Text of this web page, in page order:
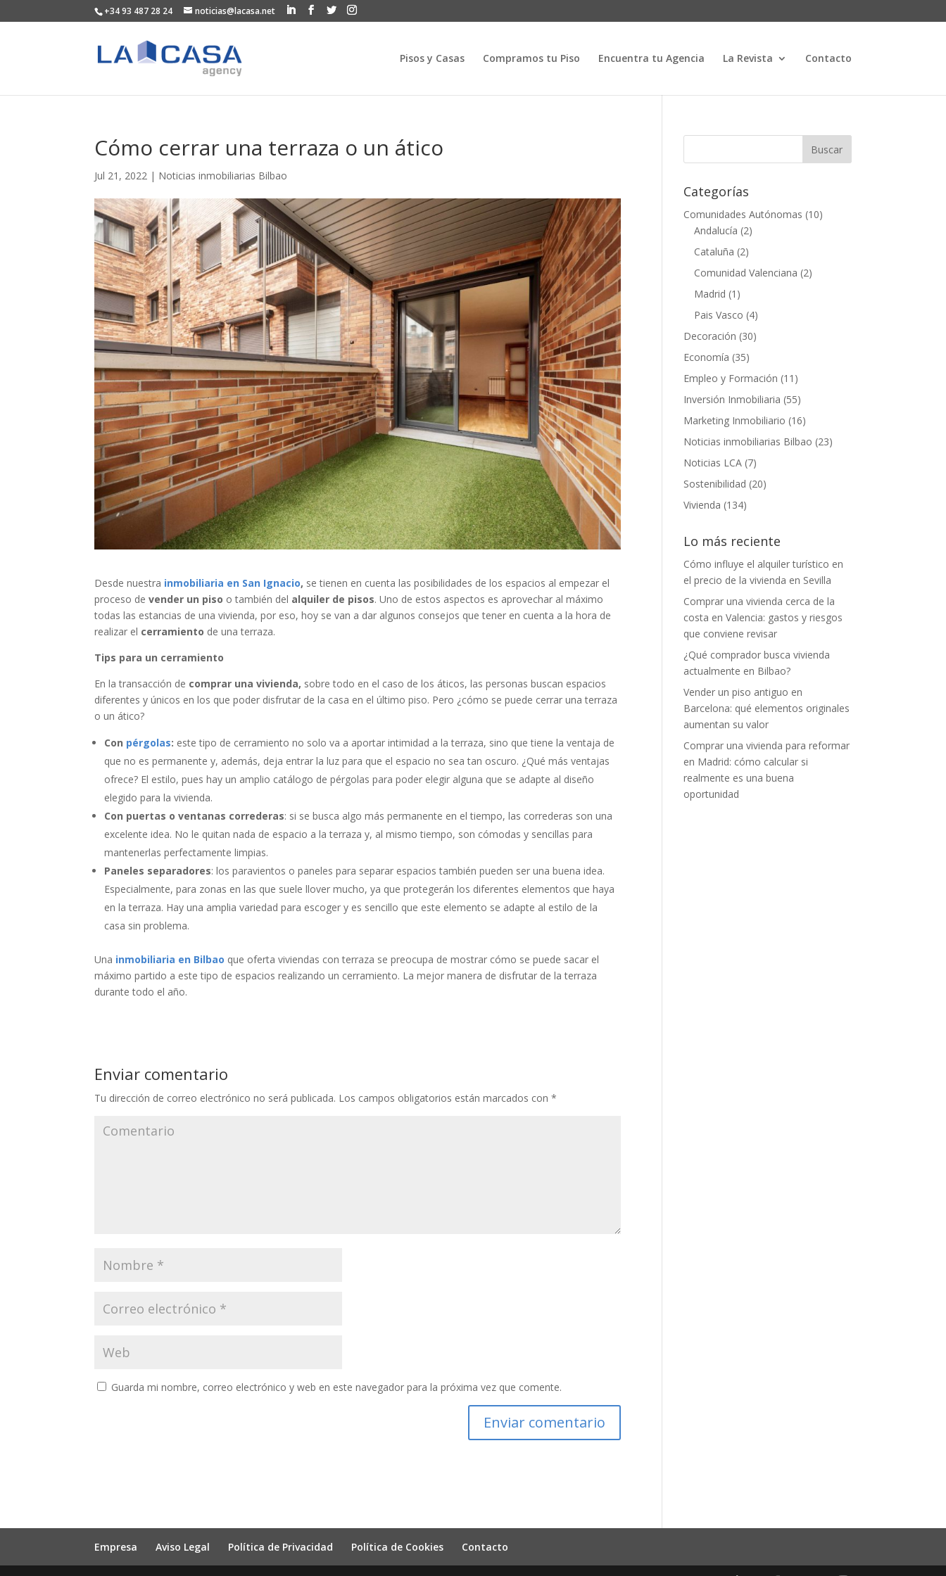
+34 93 487 28 24 noticias@lacasa.net
Pisos y Casas Compramos tu Piso Encuentra tu Agencia La Revista Contacto
Cómo cerrar una terraza o un ático
Jul 21, 2022 | Noticias inmobiliarias Bilbao
Desde nuestra inmobiliaria en San Ignacio, se tienen en cuenta las posibilidades de los espacios al empezar el
proceso devender un piso o también del alquiler de pisos. Uno de estos aspectos es aprovechar al máximo
todas las estancias de una vivienda, por eso, hoy se van a dar algunos consejos que tener en cuenta a la hora de
realizar el cerramiento de una terraza.
Tips para un cerramiento
En la transacción de comprar una vivienda, sobre todo en el caso de los áticos, las personas buscan espacios
diferentes y únicos en los que poder disfrutar de la casa en el último piso. Pero ¿cómo se puede cerrar una terraza
o un ático?
Con pérgolas: este tipo de cerramiento no solo va a aportar intimidad a la terraza, sino que tiene la ventaja de
que no es permanente y, además, deja entrar la luz para que el espacio no sea tan oscuro. ¿Qué más ventajas
ofrece? El estilo, pues hay un amplio catálogo de pérgolas para poder elegir alguna que se adapte al diseño
elegido para la vivienda.
Con puertas o ventanas correderas: si se busca algo más permanente en el tiempo, las correderas son una
excelente idea. No le quitan nada de espacio a la terraza y, al mismo tiempo, son cómodas y sencillas para
mantenerlas perfectamente limpias.
Paneles separadores: los paravientos o paneles para separar espacios también pueden ser una buena idea.
Especialmente, para zonas en las que suele llover mucho, ya que protegerán los diferentes elementos que haya
en la terraza. Hay una amplia variedad para escoger y es sencillo que este elemento se adapte al estilo de la
casa sin problema.
Una inmobiliaria en Bilbao que oferta viviendas con terraza se preocupa de mostrar cómo se puede sacar el
máximo partido a este tipo de espacios realizando un cerramiento. La mejor manera de disfrutar de la terraza
durante todo el año.
Enviar comentario
Tu dirección de correo electrónico no será publicada. Los campos obligatorios están marcados con*
Guarda mi nombre, correo electrónico y web en este navegador para la próxima vez que comente.
Categorías
Comunidades Autónomas (10)
Andalucía (2)
Cataluña (2)
Comunidad Valenciana (2)
Madrid (1)
Pais Vasco (4)
Decoración (30)
Economía (35)
Empleo y Formación (11)
Inversión Inmobiliaria (55)
Marketing Inmobiliario (16)
Noticias inmobiliarias Bilbao (23)
Noticias LCA(7)
Sostenibilidad (20)
Vivienda (134)
Lo más reciente
Cómo influye el alquiler turístico en
el precio de la vivienda en Sevilla
Comprar una vivienda cerca de la
costa en Valencia: gastos y riesgos
que conviene revisar
¿Qué comprador busca vivienda
actualmente en Bilbao?
Vender un piso antiguo en
Barcelona: qué elementos originales
aumentan su valor
Comprar una vivienda para reformar
en Madrid: cómo calcular si
realmente es una buena
oportunidad
Empresa Aviso Legal Política de Privacidad Política de Cookies Contacto